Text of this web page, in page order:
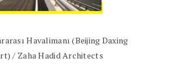
Havalimanı (Beijing Daxing
/ Zaha Hadid Architects